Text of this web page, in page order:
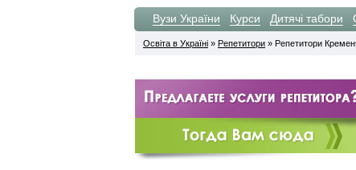
Вузи України Курси Дитячі табори
Освіта в Україні » Репетитори » Репетитори